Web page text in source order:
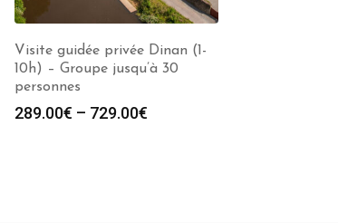
Visite guidée privée Dinan (1-
10h) – Groupe jusqu’à 30
personnes
289.00€ – 729.00€